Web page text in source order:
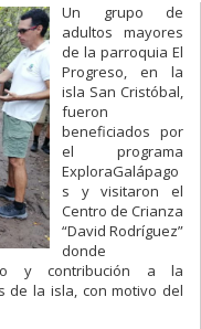
Un grupo de
adultos mayores
de la parroquia El
Progreso, en la
isla San Cristóbal,
fueron
beneficiados por
el programa
ExploraGalápago
s y visitaron el
Centro de Crianza
“David Rodríguez”
donde
y contribución a la
de la isla, con motivo del